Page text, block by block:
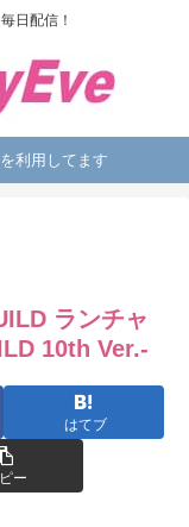
日配信！
利用してます
ランチャ
10th Ver.-
はてブ
ー